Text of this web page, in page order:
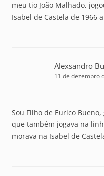
meu tio João Malhado,
Isabel de Castela de 1966
Alexsandro
11 de dezembro
Sou Filho de Eurico
que também jogava na
morava na Isabel de